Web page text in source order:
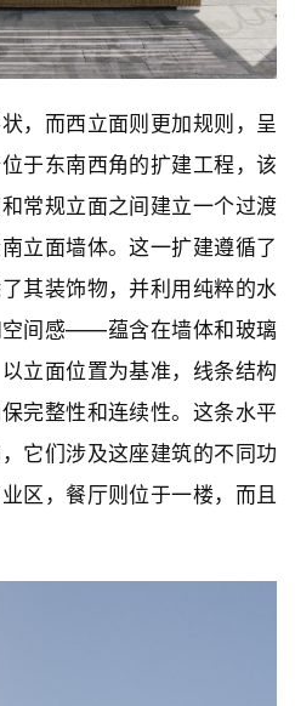
注册
，而西立面则更加规则，呈
于东南西角的扩建工程，该
常规立面之间建立一个过渡
立面墙体。这一扩建遵循了
其装饰物，并利用纯粹的水
空间感——蕴含在墙体和玻璃
立面位置为基准，线条结构
完整性和连续性。这条水平
它们涉及这座建筑的不同功
区，餐厅则位于一楼，而且